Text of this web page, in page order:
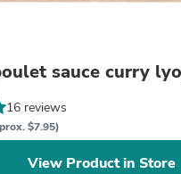
sauce curry
16 reviews
$7.95)
View Product in Store